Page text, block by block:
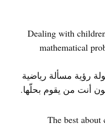
.Dealing with
mathematical
رؤية مسألة رياضية
أنت من يقوم بحلّها.
.The best